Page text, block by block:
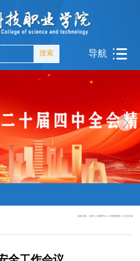
搜索 导航
当前位置： 首页>> 新闻中心>> 科院新闻>> 正文内容